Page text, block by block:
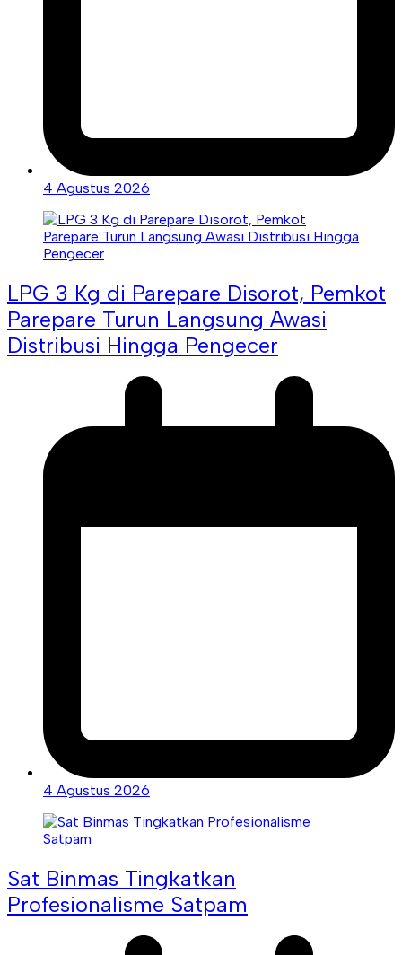
4 Agustus 2026
LPG 3 Kg di Parepare Disorot, Pemkot
Parepare Turun Langsung Awasi
Distribusi Hingga Pengecer
4 Agustus 2026
Sat Binmas Tingkatkan
Profesionalisme Satpam